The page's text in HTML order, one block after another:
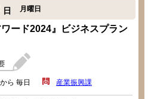
日 月曜日
ワード2024』ビジネスプラン
ら 毎日 産業振興課